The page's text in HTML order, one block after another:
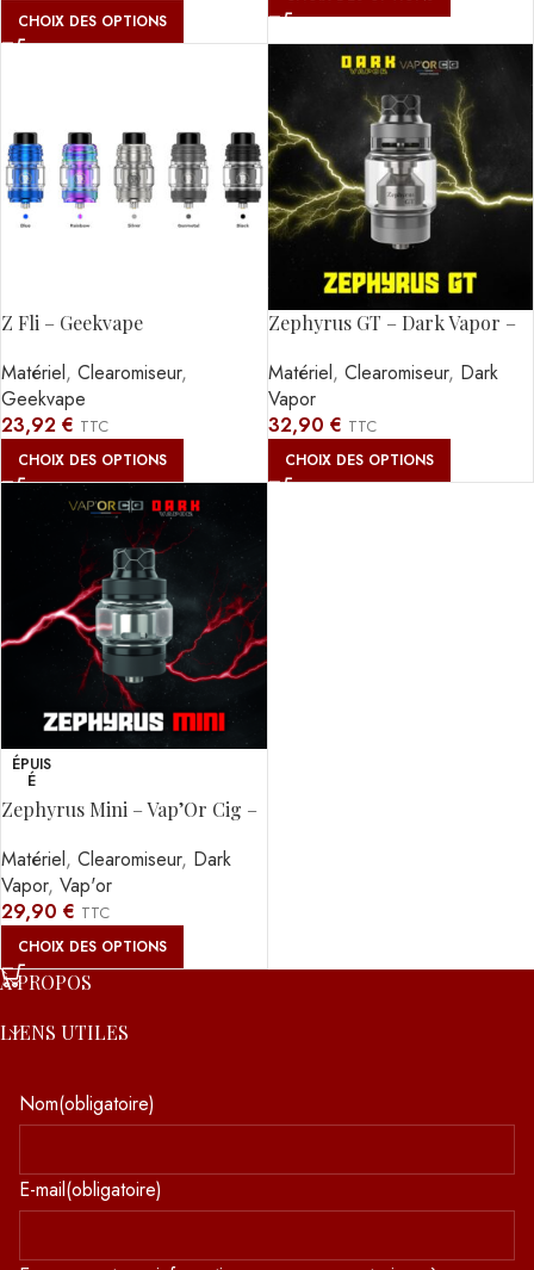
CHOIX DES OPTIONS
Z Fli – Geekvape
Matériel, Clearomiseur,
Geekvape
23,92 € TTC
CHOIX DES OPTIONS
Zephyrus GT – Dark Vapor –
Matériel, Clearomiseur, Dark
Vapor
32,90 € TTC
CHOIX DES OPTIONS
ÉPUIS
É
Zephyrus Mini – Vap’Or Cig –
Matériel, Clearomiseur, Dark
Vapor, Vap'or
29,90 € TTC
CHOIX DES OPTIONS
À PROPOS
LIENS UTILES
Nom(obligatoire)
E-mail(obligatoire)